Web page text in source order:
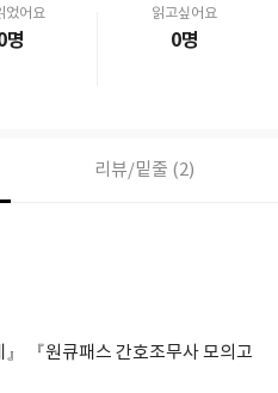
었어요
명
읽고싶어요
0명
리뷰/밑줄 (2)
』 『원큐패스 간호조무사 모의고